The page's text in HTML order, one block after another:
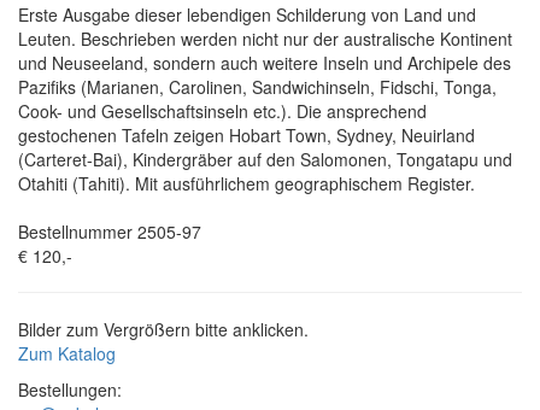
Erste Ausgabe dieser lebendigen Schilderung von Land und
Leuten. Beschrieben werden nicht nur der australische Kontinent
und Neuseeland, sondern auch weitere Inseln und Archipele des
Pazifiks (Marianen, Carolinen, Sandwichinseln, Fidschi, Tonga,
Cook- und Gesellschaftsinseln etc.). Die ansprechend
gestochenen Tafeln zeigen Hobart Town, Sydney, Neuirland
(Carteret-Bai), Kindergräber auf den Salomonen, Tongatapu und
Otahiti (Tahiti). Mit ausführlichem geographischem Register.
Bestellnummer 2505-97
€ 120,-
Bilder zum Vergrößern bitte anklicken.
Zum Katalog
Bestellungen: